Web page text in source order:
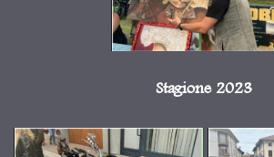
Stagione 2023